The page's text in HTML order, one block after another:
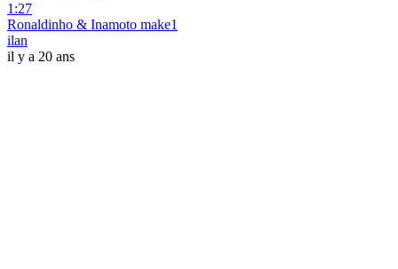
1:27
Ronaldinho & Inamoto make1
ilan
il y a 20 ans